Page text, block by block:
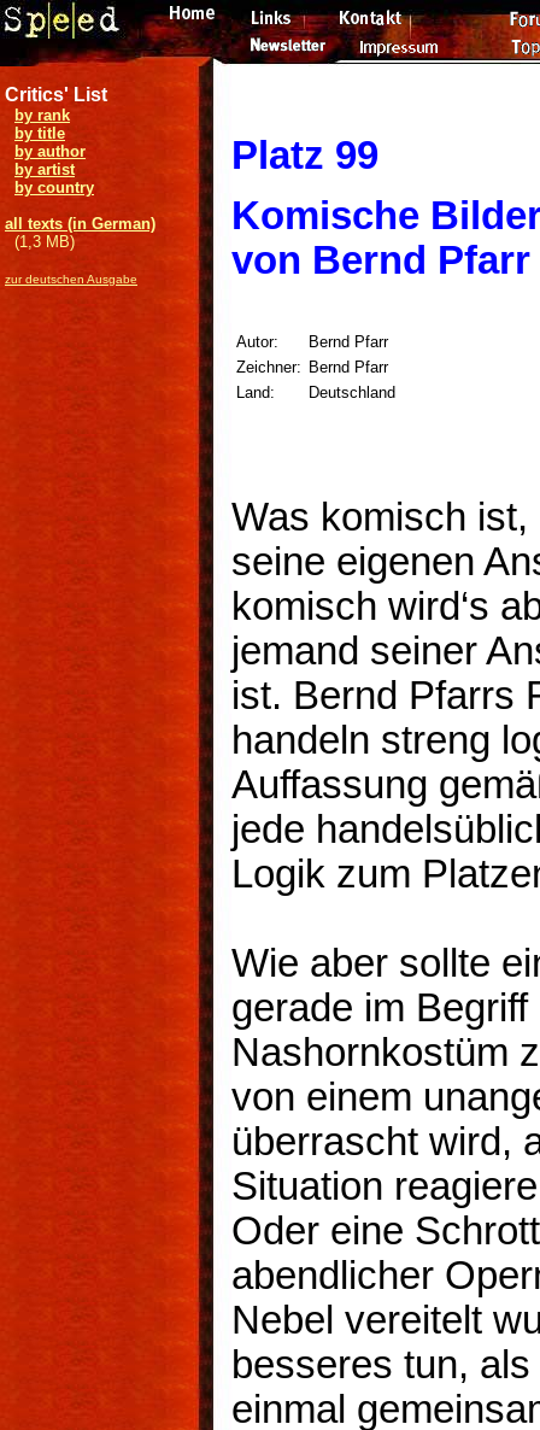
Critics' List
by rank
by title
by author
by artist
by country
all texts (in German)
(1,3 MB)
zur deutschen Ausgabe
Platz 99
Komische
von Bernd Pfarr
Autor:
Bernd Pfarr
Zeichner: Bernd Pfarr
Land:
Deutschland
Was komisch
seine eigenen
komisch wird‘s
jemand seiner
ist. Bernd Pfarrs
handeln streng
Auffassung
jede
Logik zum
Wie aber sollte
gerade im
Nashornkostüm
von einem
überrascht wird,
Situation
Oder eine
abendlicher
Nebel vereitelt
besseres tun,
einmal